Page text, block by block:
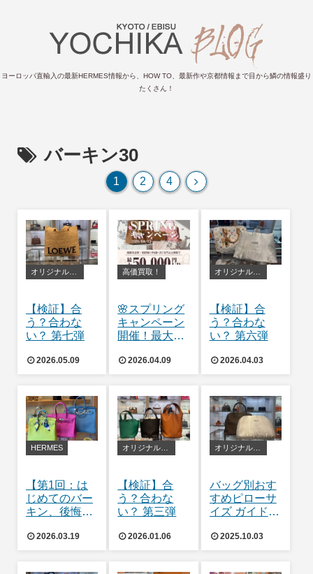
ヨーロッパ直輸入の最新HERMES情報から、HOW TO、最新作や京都情報まで目から鱗の情報盛り
たくさん！
バーキン30
1 2 4
次
へ
オリジナルバッグピロー
【検証】合
う？合わな
い？ 第七弾
2026.05.09
高価買取！
🌸スプリング
キャンペーン
開催！最大
のチャンス🌸
2026.04.09
オリジナルバッグピロー
【検証】合
う？合わな
い？ 第六弾
2026.04.03
HERMES
【第1回：は
じめてのバー
キン、後悔し
2026.03.19
【検証】合
う？合わな
い？ 第三弾
2026.01.06
オリジナルバッグピロー
バッグ別おす
すめピローサ
イズ ガイド
2025.10.03